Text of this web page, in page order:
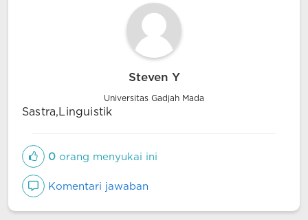
Steven Y
Universitas Gadjah Mada
Sastra,Linguistik
0 orang menyukai ini
Komentari jawaban